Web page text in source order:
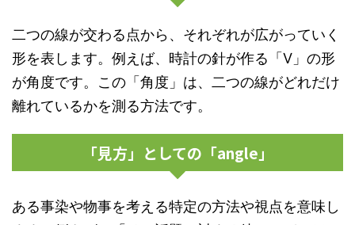
二つの線が交わる点から、それぞれが広がっていく
形を表します。例えば、時計の針が作る「V」の形
が角度です。この「角度」は、二つの線がどれだけ
離れているかを測る方法です。
「見方」としての「angle」
ある事染や物事を考える特定の方法や視点を意味し